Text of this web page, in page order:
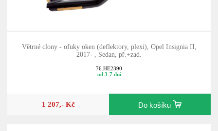
Větrné clony - ofuky oken (deflektory, plexi), Opel Insignia II,
2017- , Sedan, př.+zad.
76.HE2390
od 3-7 dní
1 207,- Kč Do košíku